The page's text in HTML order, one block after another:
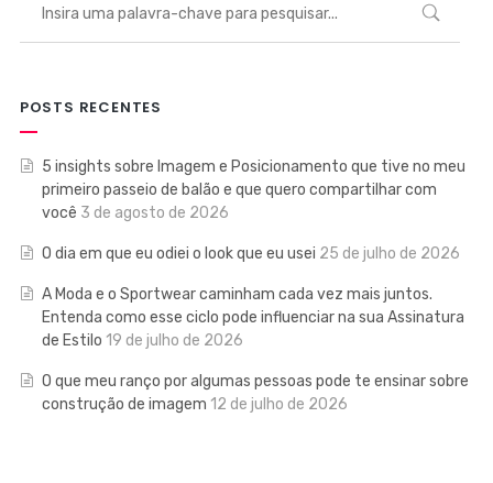
POSTS RECENTES
5 insights sobre Imagem e Posicionamento que tive no meu
primeiro passeio de balão e que quero compartilhar com
você 3 de agosto de 2026
O dia em que eu odiei o look que eu usei 25 de julho de 2026
A Moda e o Sportwear caminham cada vez mais juntos.
Entenda como esse ciclo pode influenciar na sua Assinatura
de Estilo 19 de julho de 2026
O que meu ranço por algumas pessoas pode te ensinar sobre
construção de imagem 12 de julho de 2026